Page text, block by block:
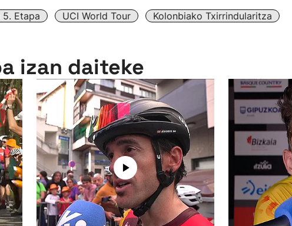
Etapa UCI World Tour Kolonbiako Txirrindularitza
izan daiteke